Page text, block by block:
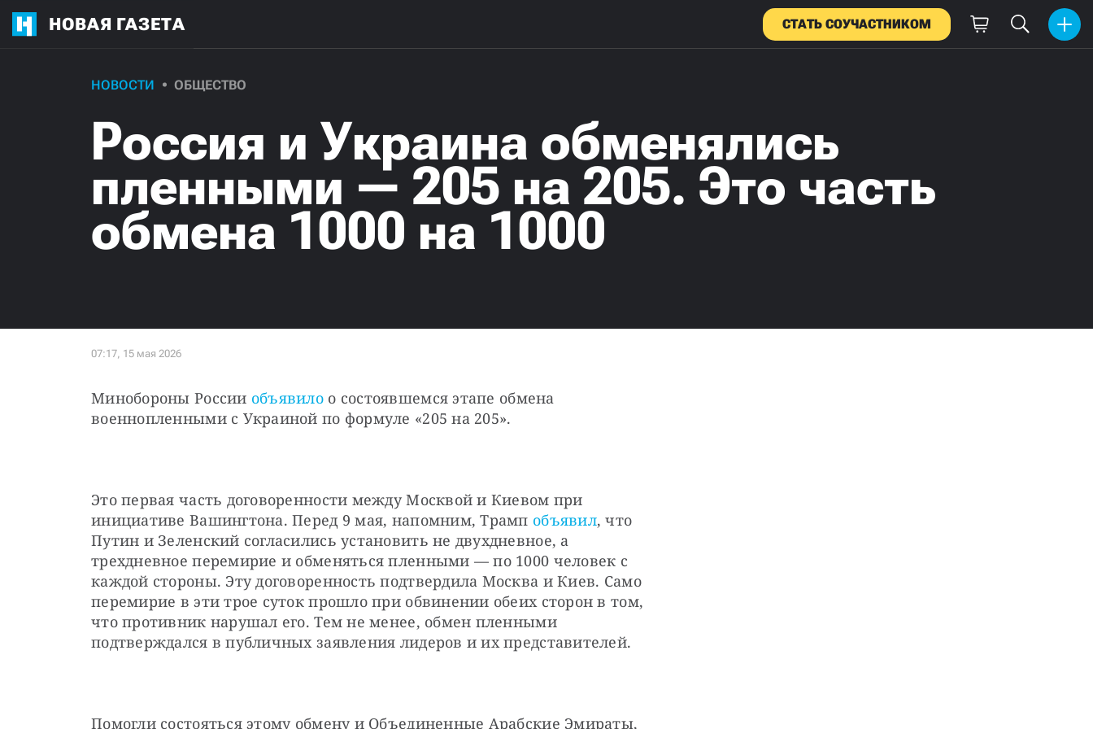
НОВАЯ ГАЗЕТА СТАТЬ СОУЧАСТНИКОМ
НОВОСТИ ОБЩЕСТВО
Россия и Украина обменялись
пленными — 205 на 205. Это часть
обмена 1000 на 1000
Минобороны России объявило о состоявшемся этапе обмена
военнопленными с Украиной по формуле «205 на 205».
Это первая часть договоренности между Москвой и Киевом при
инициативе Вашингтона. Перед 9 мая, напомним, Трамп объявил, что
Путин и Зеленский согласились установить не двухдневное, а
трехдневное перемирие и обменяться пленными — по 1000 человек с
каждой стороны. Эту договоренность подтвердила Москва и Киев. Само
перемирие в эти трое суток прошло при обвинении обеих сторон в том,
что противник нарушал его. Тем не менее, обмен пленными
подтверждался в публичных заявления лидеров и их представителей.
Помогли состояться этому обмену и Объединенные Арабские Эмираты,